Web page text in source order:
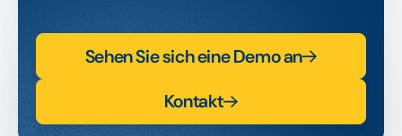
Sehen Sie sich eine Demo an
Kontakt